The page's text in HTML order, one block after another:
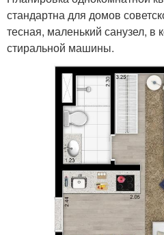
стандартна для домов
тесная, маленький санузел, в
стиральной машины.